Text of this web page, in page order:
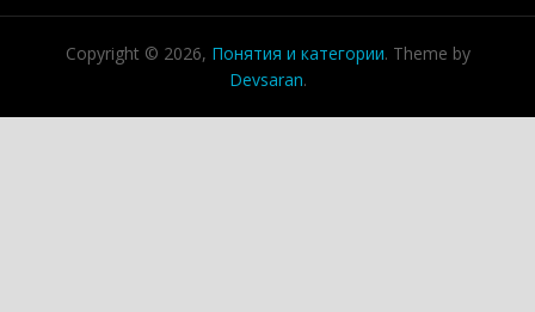
Copyright © 2026, Понятия и категории. Theme by
Devsaran.